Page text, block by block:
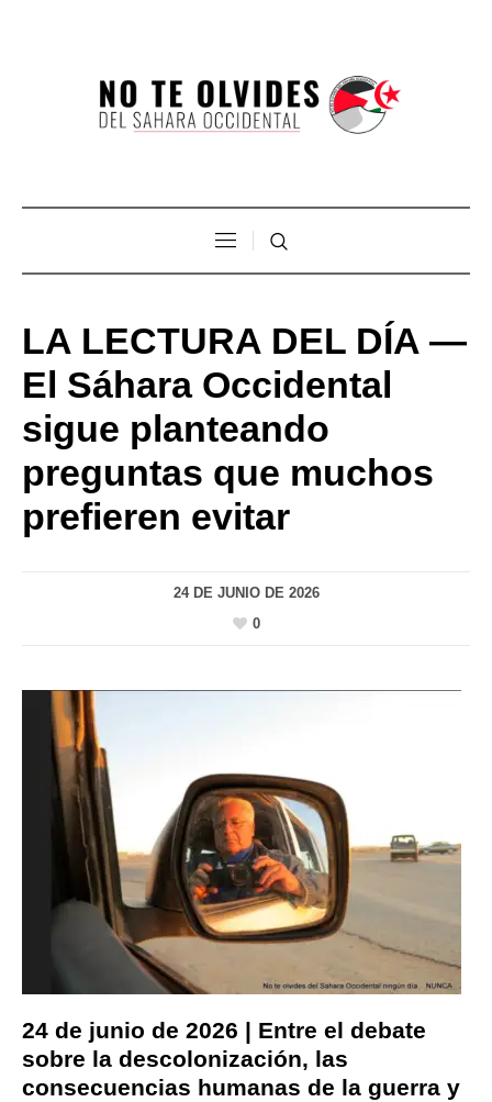
LA LECTURA DEL DÍA —
El Sáhara Occidental
sigue planteando
preguntas que muchos
prefieren evitar
24 DE JUNIO DE 2026
0
24 de junio de 2026 | Entre el debate
sobre la descolonización, las
consecuencias humanas de la guerra y